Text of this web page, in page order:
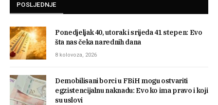
POSLJEDNJE
Ponedjeljak 40, utorak i srijeda 41 stepen: Evo
šta nas čeka narednih dana
8 kolovoza, 2026
Demobilisani borci u FBiH mogu ostvariti
egzistencijalnu naknadu: Evo ko ima pravo i koji
su uslovi